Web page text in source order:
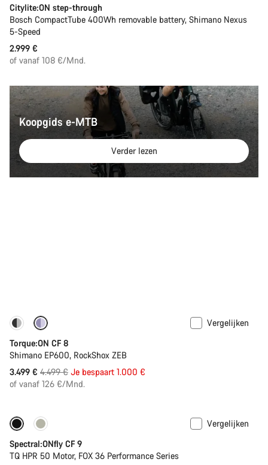
Citylite:ON step-through
Bosch CompactTube 400Wh removable battery, Shimano Nexus
5-Speed
2.999 €
of vanaf 108 €/Mnd.
Koopgids e-MTB
Verder lezen
-22%
Vergelijken
Torque:ON CF 8
Shimano EP600, RockShox ZEB
3.499 € Originele
Prijs
4.499 € Je bespaart 1.000 €
of vanaf 126 €/Mnd.
Enkel beschikbaar in maat L | XL
Vergelijken
Spectral:ONfly CF 9
TQ HPR 50 Motor, FOX 36 Performance Series